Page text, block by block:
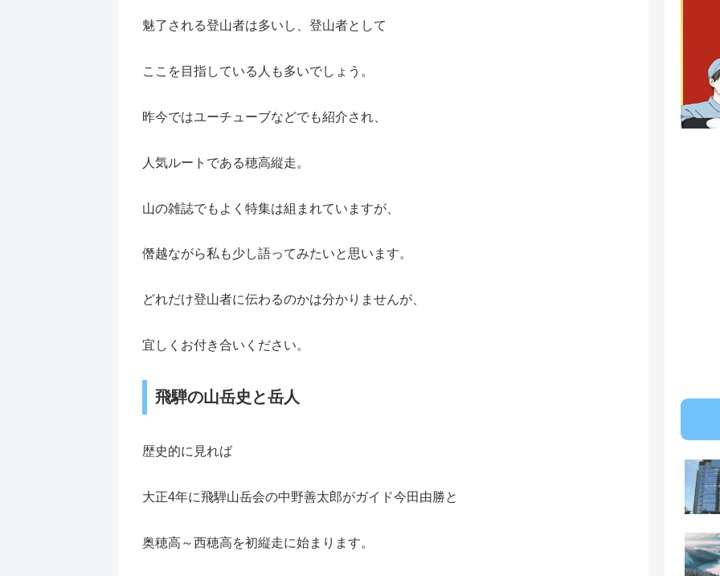
魅了される登山者は多いし、登山者として
ここを目指している人も多いでしょう。
昨今ではユーチューブなどでも紹介され、
人気ルートである穂高縦走。
山の雑誌でもよく特集は組まれていますが、
僭越ながら私も少し語ってみたいと思います。
どれだけ登山者に伝わるのかは分かりませんが、
宜しくお付き合いください。
飛騨の山岳史と岳人
歴史的に見れば
大正4年に飛騨山岳会の中野善太郎がガイド今田由勝と
奥穂高～西穂高を初縦走に始まります。